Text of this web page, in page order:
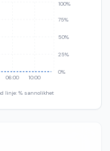
06:00 10:00
0%
25%
50%
75%
100%
linje: % sannolikhet